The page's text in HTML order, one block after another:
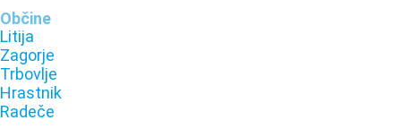
Občine
Litija
Zagorje
Trbovlje
Hrastnik
Radeče